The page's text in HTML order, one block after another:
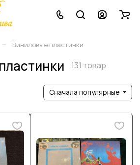
– Виниловые плаcтинки
131 товар
Сначала популярные